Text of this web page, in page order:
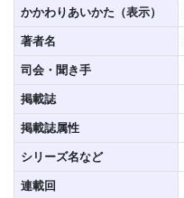
かかわりあいかた（表示）
著者名
司会・聞き手
掲載誌
掲載誌属性
シリーズ名など
連載回